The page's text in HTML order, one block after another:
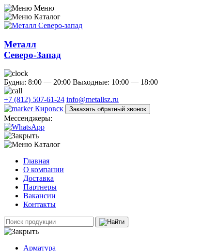
Меню
Каталог
Металл
Северо-Запад
Будни: 8:00 — 20:00 Выходные: 10:00 — 18:00
+7 (812) 507-61-24 info@metallsz.ru
Кировск
Заказать обратный звонок
Мессенджеры:
Каталог
Главная
О компании
Доставка
Партнеры
Вакансии
Контакты
Арматура